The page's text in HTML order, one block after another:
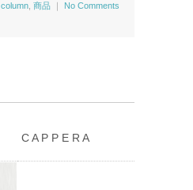
column 商品 ｜ No Comments
C A P P E R A